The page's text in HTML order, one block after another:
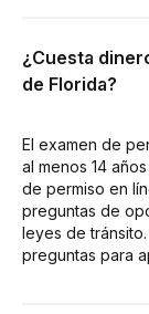
¿Cuesta
de Florida?
El examen de
al menos 14
de permiso en
preguntas de
leyes de
preguntas para